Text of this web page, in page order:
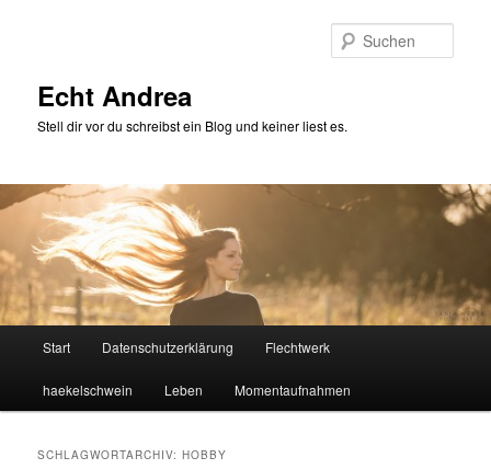
Echt Andrea
Stell dir vor du schreibst ein Blog und keiner liest es.
Start Datenschutzerklärung Flechtwerk
haekelschwein Leben Momentaufnahmen
SCHLAGWORTARCHIV:HOBBY